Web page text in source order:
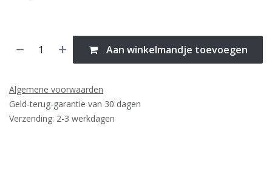
Aan winkelmandje toevoegen
Algemene voorwaarden
Geld-terug-garantie van 30 dagen
Verzending: 2-3 werkdagen